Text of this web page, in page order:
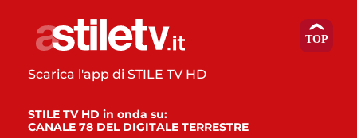
Scarica l'app di STILE TV HD
STILE TV HD in onda su:
CANALE 78 DEL DIGITALE TERRESTRE